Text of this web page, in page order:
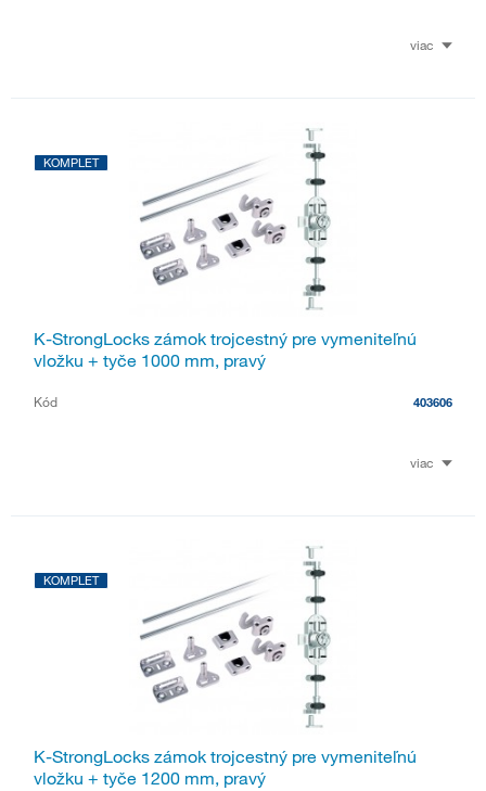
viac
KOMPLET
K-StrongLocks zámok trojcestný pre vymeniteľnú
vložku + tyče 1000 mm, pravý
Kód 403606
viac
KOMPLET
K-StrongLocks zámok trojcestný pre vymeniteľnú
vložku + tyče 1200 mm, pravý